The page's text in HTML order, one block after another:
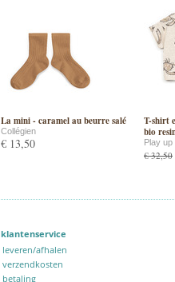
La mini - caramel au beurre salé
Collégien
€ 13,50
T-shirt
bio
Play up
€ 32,50
klantenservice
leveren/afhalen
verzendkosten
betaling